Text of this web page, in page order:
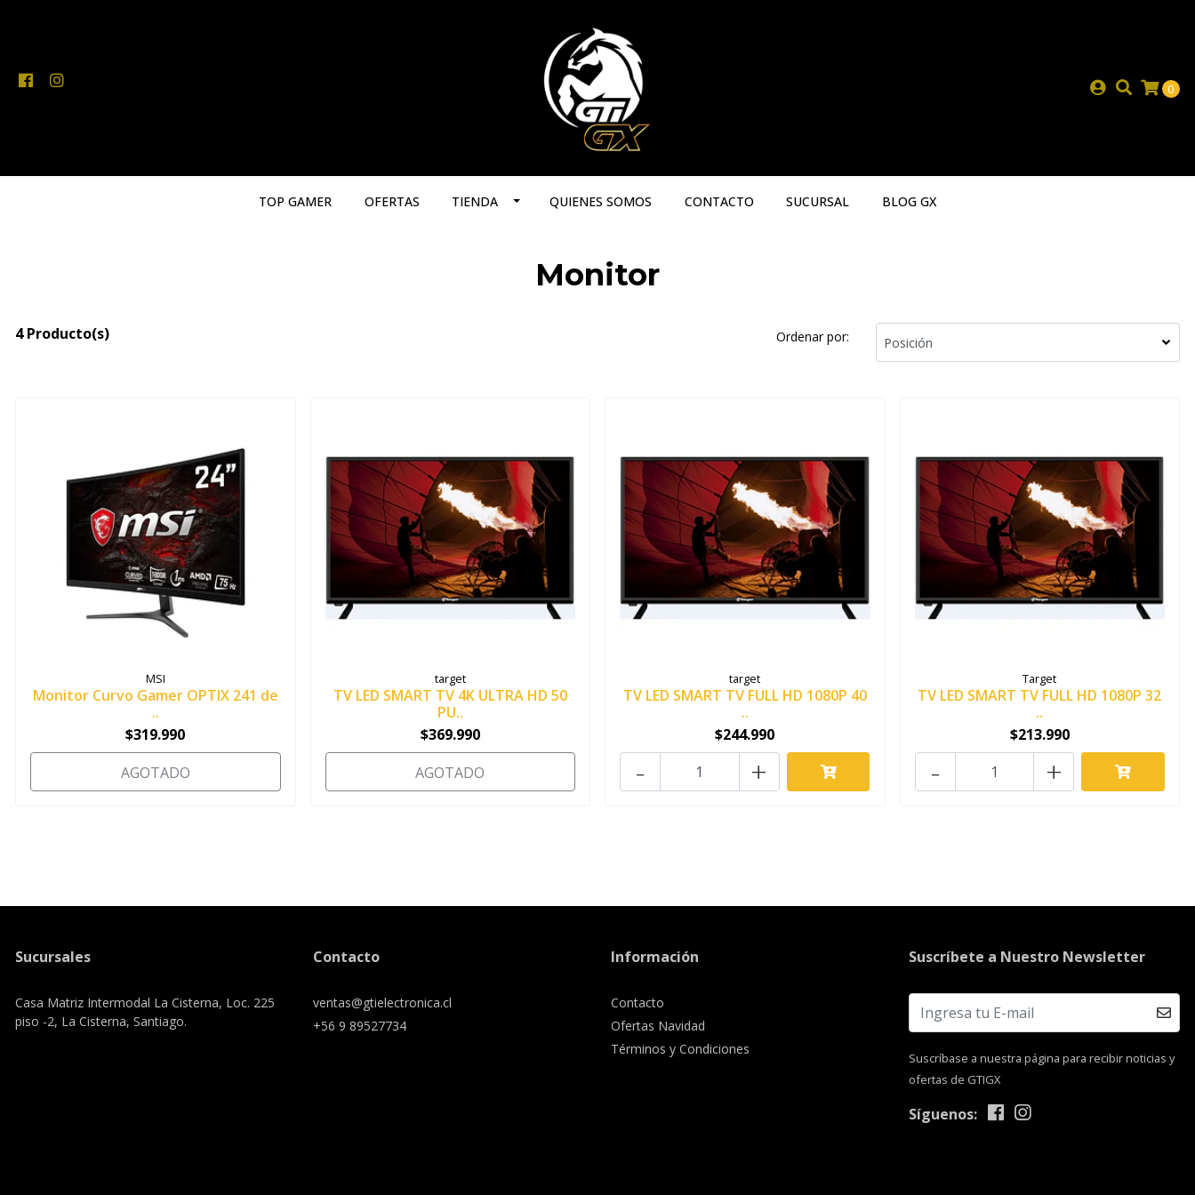
0
TOP GAMER OFERTAS TIENDA QUIENES SOMOS CONTACTO SUCURSAL BLOG GX
Monitor
4 Producto(s) Ordenar por:
MSI
Monitor Curvo Gamer OPTIX 241 de
..
$319.990
AGOTADO
target
TV LED SMART TV 4K ULTRA HD 50
PU..
$369.990
AGOTADO
target
TV LED SMART TV FULL HD 1080P 40
..
$244.990
+
-
Target
TV LED SMART TV FULL HD 1080P 32
..
$213.990
+
-
Sucursales
Casa Matriz Intermodal La Cisterna, Loc. 225
piso -2, La Cisterna, Santiago.
Contacto
ventas@gtielectronica.cl
+56 9 89527734
Información
Contacto
Ofertas Navidad
Términos y Condiciones
Suscríbete a Nuestro Newsletter
Suscríbase a nuestra página para recibir noticias y
ofertas de GTIGX
Síguenos: